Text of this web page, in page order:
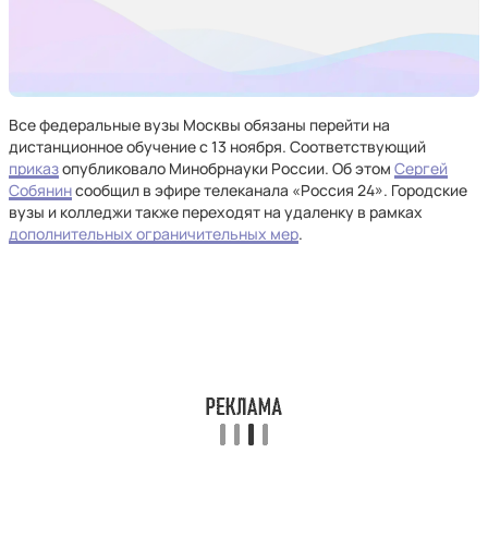
Все федеральные вузы Москвы обязаны перейти на
дистанционное обучение с 13 ноября. Соответствующий
приказопубликовало Минобрнауки России. Об этом Сергей
Собянинсообщил в эфире телеканала «Россия 24». Городские
вузы и колледжи также переходят на удаленку в рамках
дополнительных ограничительных мер.